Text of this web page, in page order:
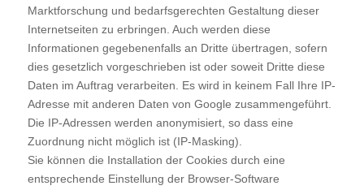
Marktforschung und bedarfsgerechten Gestaltung dieser
Internetseiten zu erbringen. Auch werden diese
Informationen gegebenenfalls an Dritte übertragen, sofern
dies gesetzlich vorgeschrieben ist oder soweit Dritte diese
Daten im Auftrag verarbeiten. Es wird in keinem Fall Ihre IP-
Adresse mit anderen Daten von Google zusammengeführt.
Die IP-Adressen werden anonymisiert, so dass eine
Zuordnung nicht möglich ist (IP-Masking).
Sie können die Installation der Cookies durch eine
entsprechende Einstellung der Browser-Software